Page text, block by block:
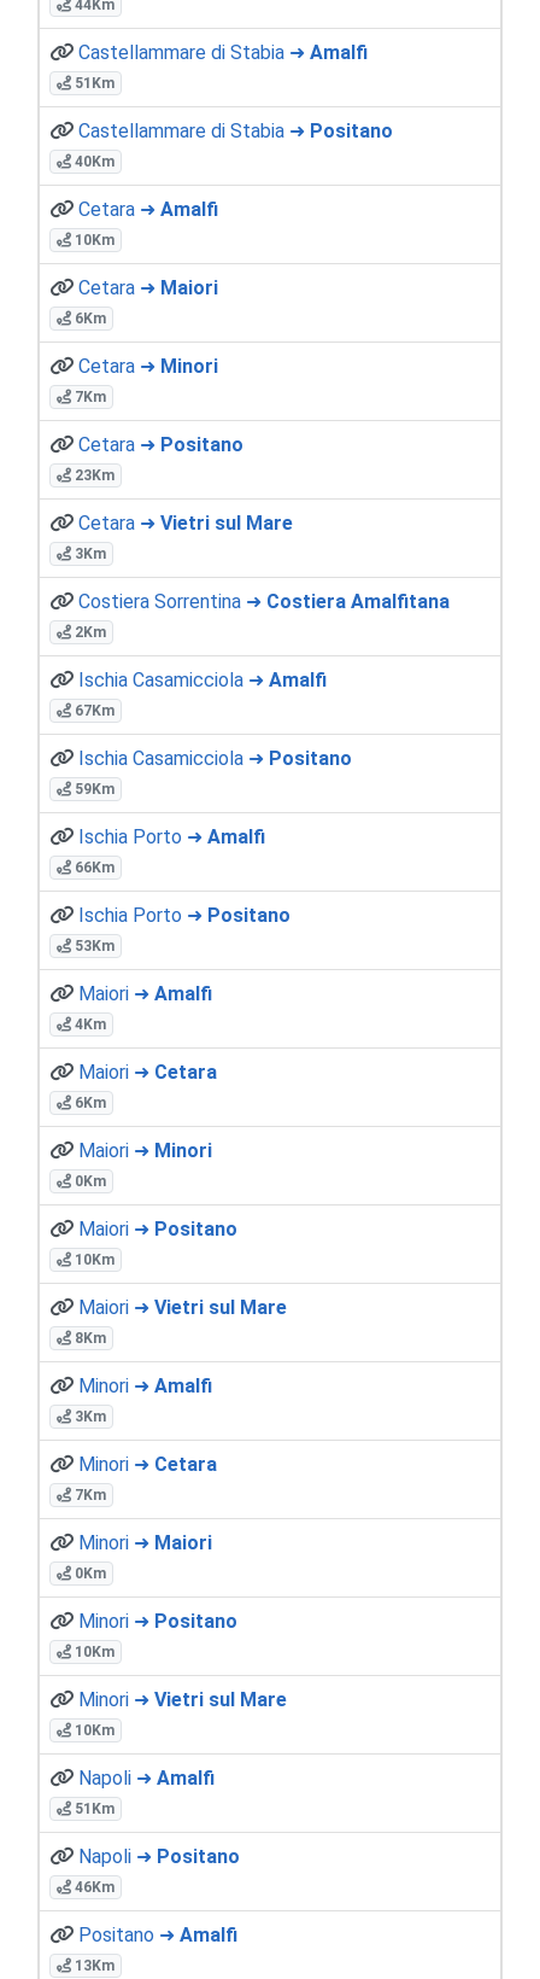
44Km
Castellammare di Stabia ➜ Amalfi
51Km
Castellammare di Stabia ➜ Positano
40Km
Cetara ➜ Amalfi
10Km
Cetara ➜ Maiori
6Km
Cetara ➜ Minori
7Km
Cetara ➜ Positano
23Km
Cetara ➜ Vietri sul Mare
3Km
Costiera Sorrentina ➜ Costiera Amalfitana
2Km
Ischia Casamicciola ➜ Amalfi
67Km
Ischia Casamicciola ➜ Positano
59Km
Ischia Porto ➜ Amalfi
66Km
Ischia Porto ➜ Positano
53Km
Maiori ➜ Amalfi
4Km
Maiori ➜ Cetara
6Km
Maiori ➜ Minori
0Km
Maiori ➜ Positano
10Km
Maiori ➜ Vietri sul Mare
8Km
Minori ➜ Amalfi
3Km
Minori ➜ Cetara
7Km
Minori ➜ Maiori
0Km
Minori ➜ Positano
10Km
Minori ➜ Vietri sul Mare
10Km
Napoli ➜ Amalfi
51Km
Napoli ➜ Positano
46Km
Positano ➜ Amalfi
13Km